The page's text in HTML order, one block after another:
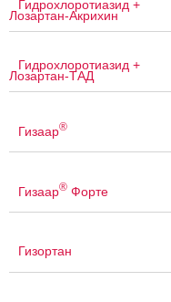
Гидрохлоротиазид +
Лозартан-Акрихин
Гидрохлоротиазид +
Лозартан-ТАД
Гизаар®
Гизаар® Форте
Гизортан